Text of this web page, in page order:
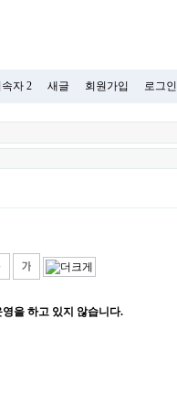
속자 2 새글 회원가입 로그인
영을 하고 있지 않습니다.